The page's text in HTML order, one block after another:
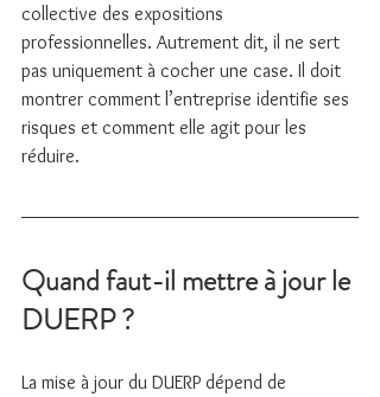
collective des expositions
professionnelles. Autrement dit, il ne sert
pas uniquement à cocher une case. Il doit
montrer comment l’entreprise identifie ses
risques et comment elle agit pour les
réduire.
Quand faut-il mettre à jour le
DUERP ?
La mise à jour du DUERP dépend de